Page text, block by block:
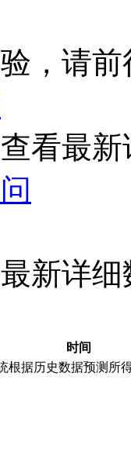
，请
看最
新详细
时间
根据历史数据预测所